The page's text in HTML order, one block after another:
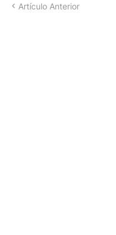
Artículo Anterior